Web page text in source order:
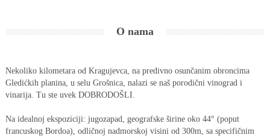
O nama
Nekoliko kilometara od Kragujevca, na predivno osunčanim obroncima
Gledićkih planina, u selu Grošnica, nalazi se naš porodični vinograd i
vinarija. Tu ste uvek DOBRODOŠLI.
Na idealnoj ekspoziciji: jugozapad, geografske širine oko 44° (poput
francuskog Bordoa), odličnoj nadmorskoj visini od 300m, sa specifičnim